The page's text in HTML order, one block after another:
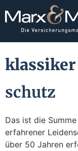
klassiker
schutz
Das ist die
erfahrener
über 50 Jahren